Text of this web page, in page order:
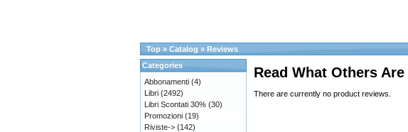
Top » Catalog » Reviews
Read What Others
There are currently no product reviews.
Categories
Abbonamenti (4)
Libri (2492)
Libri Scontati 30% (30)
Promozioni (19)
Riviste-> (142)